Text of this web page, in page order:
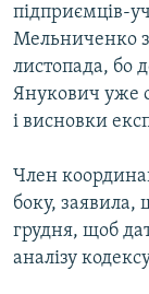
ФОТО
СПЕЦПРОЄКТИ
ПОДКАСТИ
РУС
УКР
КТАТ
підприємців-
Мельниченко
листопада, бо
Янукович уже
і висновки
Член
боку, заявила,
грудня, щоб
аналізу